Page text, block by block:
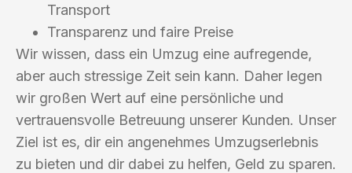
Transport
Transparenz und faire Preise
Wir wissen, dass ein Umzug eine aufregende,
aber auch stressige Zeit sein kann. Daher legen
wir großen Wert auf eine persönliche und
vertrauensvolle Betreuung unserer Kunden. Unser
Ziel ist es, dir ein angenehmes Umzugserlebnis
zu bieten und dir dabei zu helfen, Geld zu sparen.